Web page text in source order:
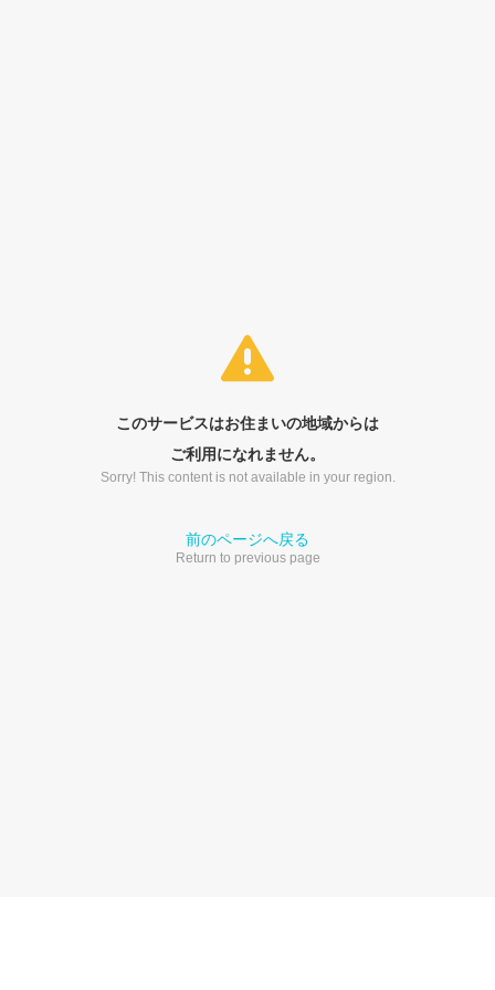
このサービスはお住まいの地域からは
ご利用になれません。
Sorry! This content is not available in your region.
前のページへ戻る
Return to previous page